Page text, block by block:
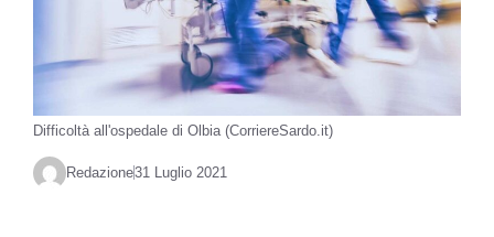
Difficoltà all'ospedale di Olbia (CorriereSardo.it)
Redazione31 Luglio 2021